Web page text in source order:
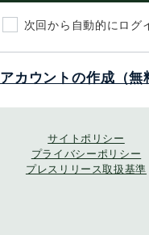
次回から自動的にログ
アカウントの作成（無
サイトポリシー
プライバシーポリシー
プレスリリース取扱基準